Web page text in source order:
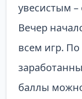
увесистым –
Вечер
всем игр.
баллы